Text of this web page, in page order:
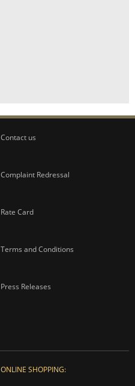
Contact us
Complaint Redressal
Rate Card
Terms and Conditions
Press Releases
ONLINE SHOPPING: